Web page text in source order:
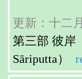
更新：十二
第三部 彼岸
Sāriputta）